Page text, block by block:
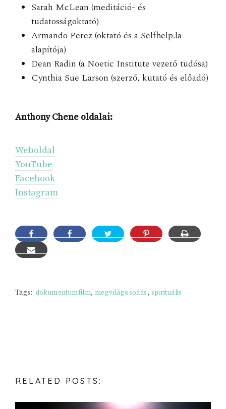
Sarah McLean (meditáció- és
tudatosságoktató)
Armando Perez (oktató és a Selfhelp.la
alapítója)
Dean Radin (a Noetic Institute vezető tudósa)
Cynthia Sue Larson (szerző, kutató és előadó)
Anthony Chene oldalai:
Weboldal
YouTube
Facebook
Instagram
Tags: dokumentumfilm, megvilágosodás, spirituális
RELATED POSTS: